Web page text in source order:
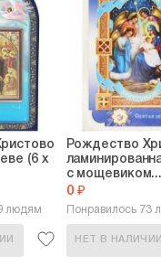
(6 х
людям
Рождество
с мощевиком...
0 ₽
Понравилось 73
НЕТ В НАЛИЧИИ